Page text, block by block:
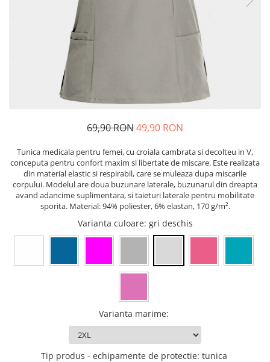
Seturi de scris Premium
Instrumente de scris eco
Creioane mecanice si grafit
Rezerve instrumente scris
Tavite documente si suporturi
Ascutitori, radiere, agrafe
Foarfece pentru birou
Echipamente medicale
Manusi de protectie
Accesorii pentru protectia capului
Casti de protectie
Ochelari de protectie si viziere
Sepci, caciuli si esarfe
Pachete promotionale
Accesorii pentru protectia muncii
Sosete de lucru
Branturi
Articole de unica folosinta
Suporturi si huse telefoane &
Periferice PC si accesorii
69,90 RON49,90 RON
Tunica medicala pentru femei, cu croiala cambrata si decolteu in V,
conceputa pentru confort maxim si libertate de miscare. Este realizata
din material elastic si respirabil, care se muleaza dupa miscarile
corpului. Modelul are doua buzunare laterale, buzunarul din dreapta
avand adancime suplimentara, si taieturi laterale pentru mobilitate
sporita. Material: 94% poliester, 6% elastan, 170 g/m².
Varianta culoare: gri deschis
Varianta marime:
Tip produs - echipamente de protectie: tunica